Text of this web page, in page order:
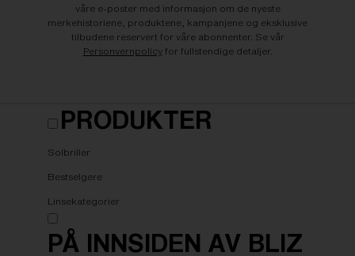
våre e-poster med informasjon om de nyeste
merkehistoriene, produktene, kampanjene og eksklusive
tilbudene reservert for våre abonnenter. Se vår
Personvernpolicyfor fullstendige detaljer.
PRODUKTER
Solbriller
Bestselgere
Linsekategorier
PÅ INNSIDEN AV BLIZ